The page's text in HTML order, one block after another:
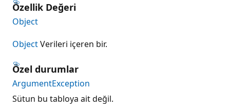
Özellik Değeri
Object
ObjectVerileri içeren bir.
Özel durumlar
ArgumentException
Sütun bu tabloya ait değil.